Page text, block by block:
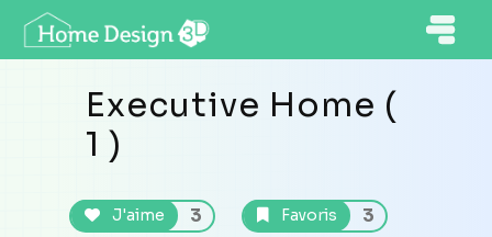
Executive Home (
1 )
J'aime 3 Favoris 3